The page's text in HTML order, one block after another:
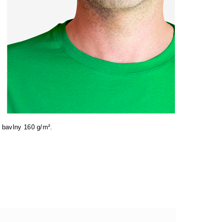
160 g/m².